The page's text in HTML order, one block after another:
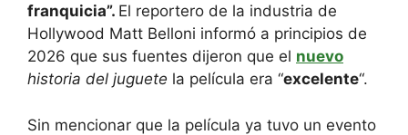
franquicia”. El reportero de la industria de
Hollywood Matt Belloni informó a principios de
2026 que sus fuentes dijeron que el nuevo
historia del juguete la película era “excelente“.
Sin mencionar que la película ya tuvo un evento